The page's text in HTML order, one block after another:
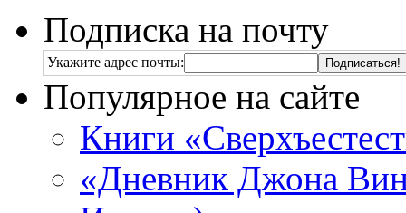
Подписка на почту
Укажите адрес почты:
Популярное на сайте
Книги
«Дневник Джона